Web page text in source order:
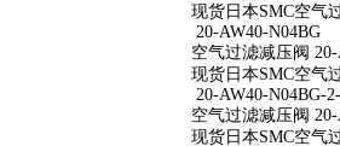
现货日本SMC空气
20-AW40-N04BG
空气过滤减压阀
现货日本SMC空气
20-AW40-N04BG-
空气过滤减压阀
现货日本SMC空气